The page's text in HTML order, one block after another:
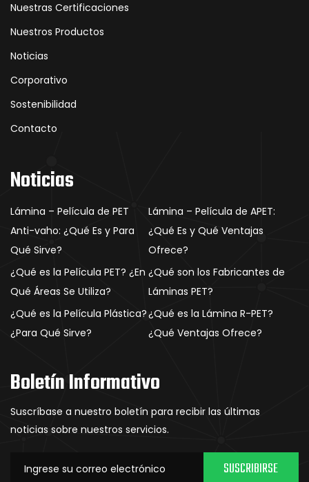
Nuestras Certificaciones
Nuestros Productos
Noticias
Corporativo
Sostenibilidad
Contacto
Noticias
Lámina – Película de PET
Anti-vaho: ¿Qué Es y Para
Qué Sirve?
Lámina – Película de APET:
¿Qué Es y Qué Ventajas
Ofrece?
¿Qué es la Película PET? ¿En
Qué Áreas Se Utiliza?
¿Qué son los Fabricantes de
Láminas PET?
¿Qué es la Película Plástica?
¿Para Qué Sirve?
¿Qué es la Lámina R-PET?
¿Qué Ventajas Ofrece?
Boletín Informativo
Suscríbase a nuestro boletín para recibir las últimas
noticias sobre nuestros servicios.
SUSCRIBIRSE